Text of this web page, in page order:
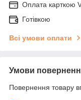
Оплата карткою
Готівкою
Всі умови оплати
Умови
Повернення товару